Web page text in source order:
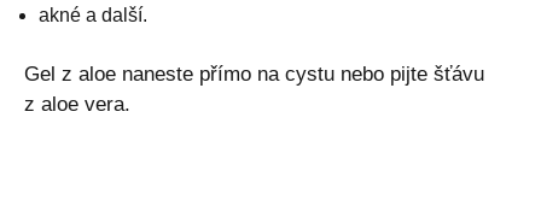
akné a další.
Gel z aloe naneste přímo na cystu nebo pijte šťávu
z aloe vera.